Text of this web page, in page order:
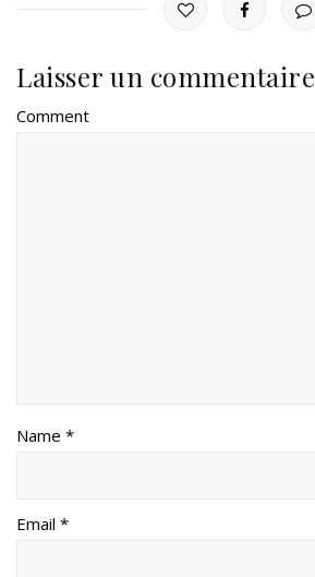
Laisser un commentaire
Comment
Name *
Email *